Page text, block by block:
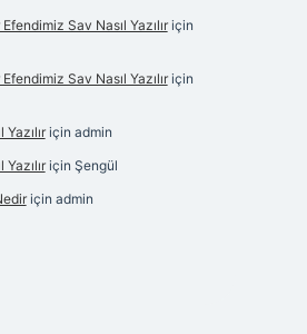
Sav Nasıl Yazılıriçin
Sav Nasıl Yazılıriçin
Yazılıriçin admin
Yazılıriçin Şengül
için admin